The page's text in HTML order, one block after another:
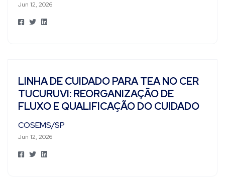
Jun 12, 2026
LINHA DE CUIDADO PARA TEA NO CER
TUCURUVI: REORGANIZAÇÃO DE
FLUXO E QUALIFICAÇÃO DO CUIDADO
COSEMS/SP
Jun 12, 2026